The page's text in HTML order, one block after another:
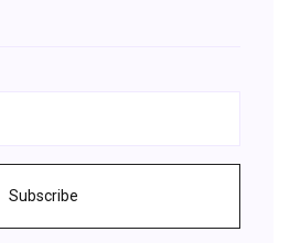
Subscribe